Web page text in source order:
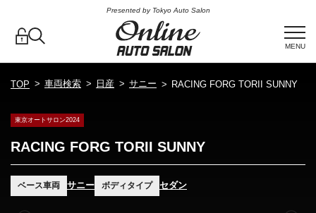
Presented by Tokyo Auto Salon
MENU
TOP 車両検索 日産 サニー RACING FORG TORII SUNNY
東京オートサロン2024
RACING FORG TORII SUNNY
ベース車両 サニー ボディタイプ セダン